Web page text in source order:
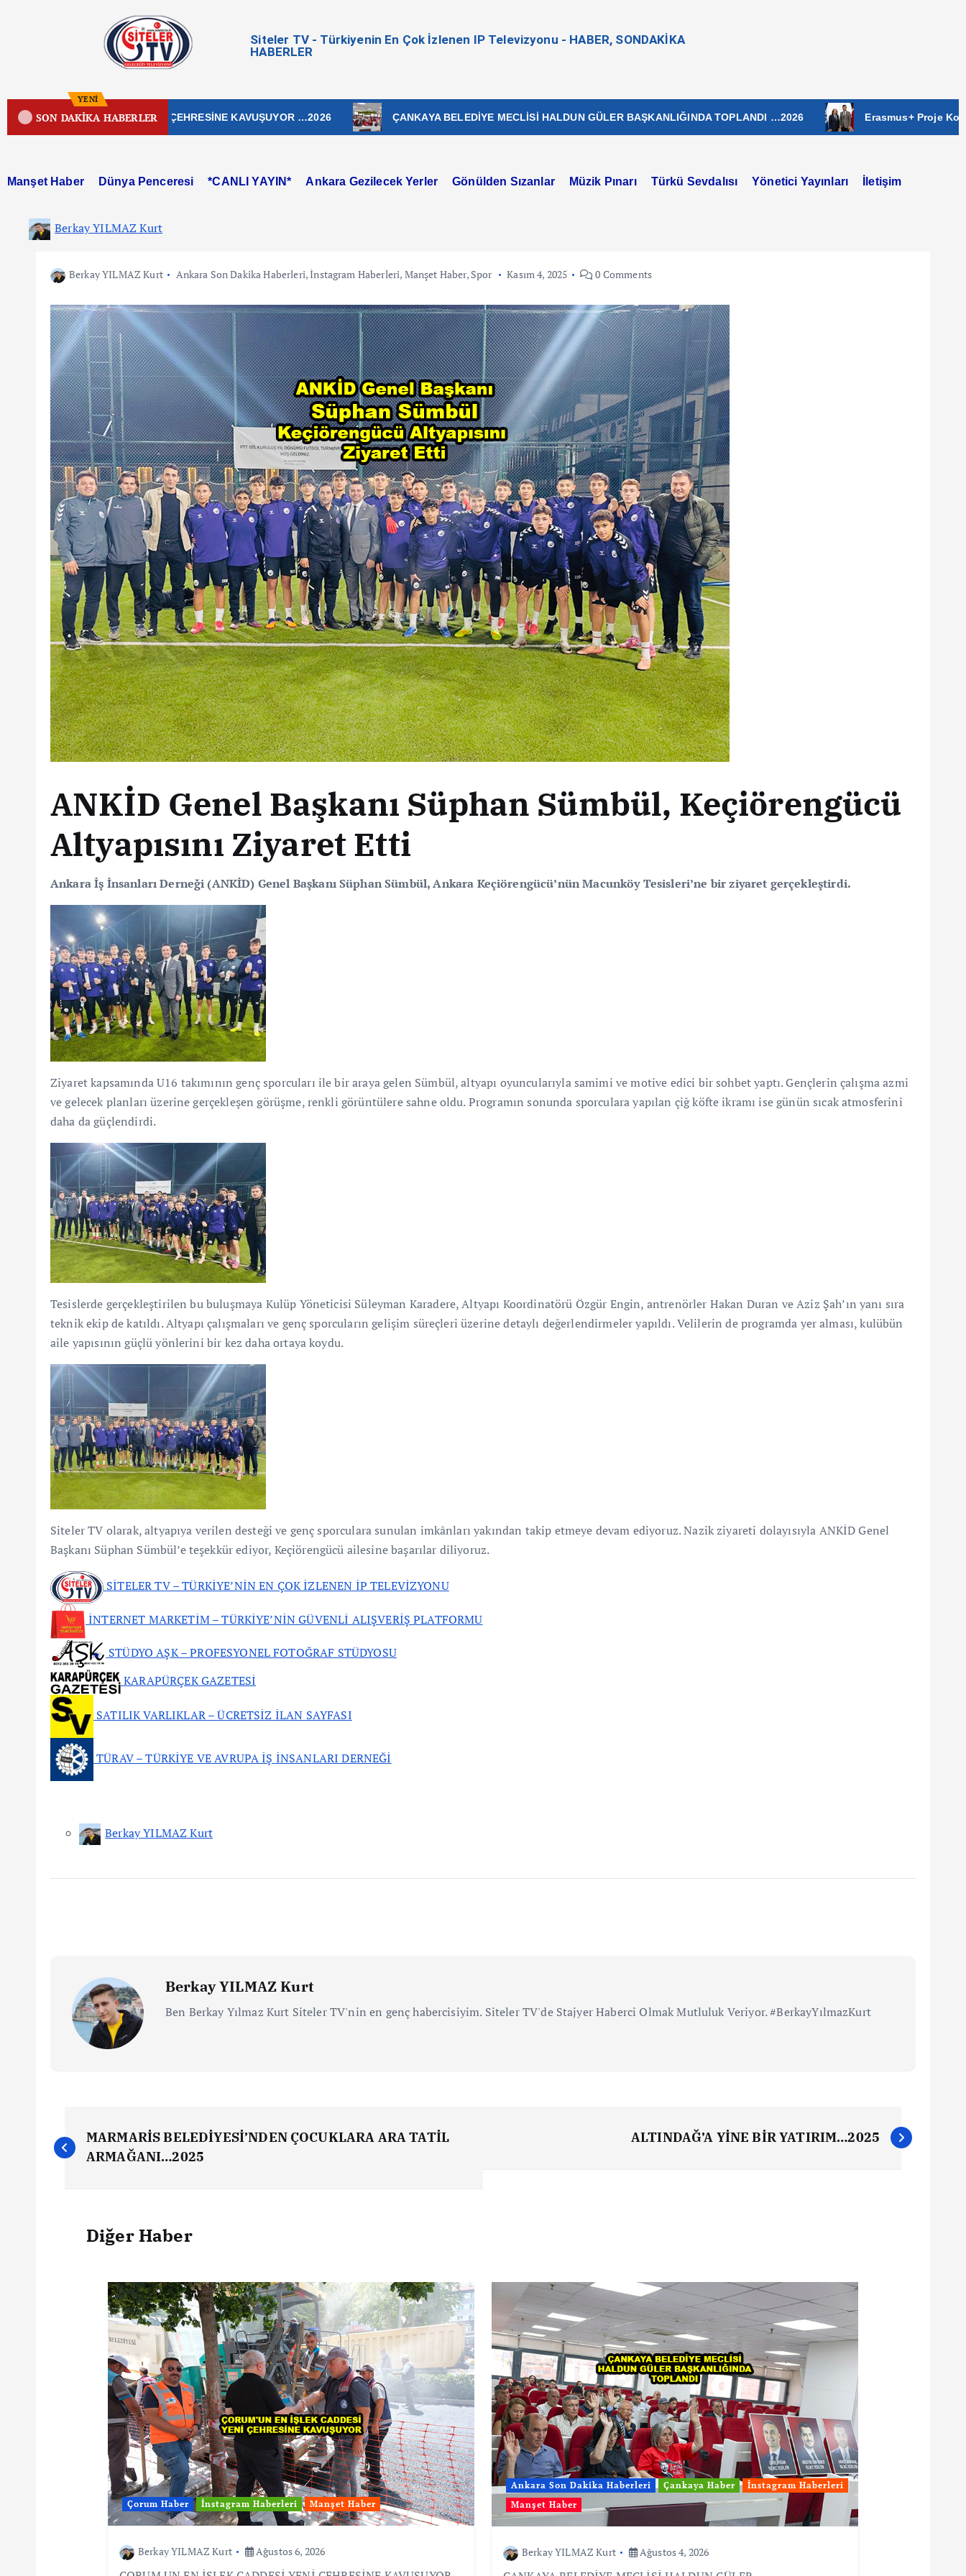
Siteler TV - Türkiyenin En Çok İzlenen IP Televizyonu - HABER, SONDAKİKA
HABERLER
YENİ
SON DAKİKA HABERLER
İŞLEK CADDESİ YENİ ÇEHRESİNE KAVUŞUYOR …2026 ÇANKAYA BELEDİYE MECLİSİ HALDUN GÜLER BAŞKANLIĞINDA TOPLANDI …2026 Erasmus+ Proje
Manşet Haber Dünya Penceresi *CANLI YAYIN* Ankara Gezilecek Yerler Gönülden Sızanlar Müzik Pınarı Türkü Sevdalısı Yönetici Yayınları İletişim
Berkay YILMAZ Kurt
Berkay YILMAZ Kurt Ankara Son Dakika Haberleri,İnstagram Haberleri, Manşet Haber, Spor Kasım 4, 2025 0 Comments
ANKİD Genel Başkanı Süphan Sümbül, Keçiörengücü
Altyapısını Ziyaret Etti
Ankara İş İnsanları Derneği (ANKİD) Genel Başkanı Süphan Sümbül, Ankara Keçiörengücü’nün Macunköy Tesisleri’ne bir ziyaret gerçekleştirdi.
Ziyaret kapsamında U16 takımının genç sporcuları ile bir araya gelen Sümbül, altyapı oyuncularıyla samimi ve motive edici bir sohbet yaptı. Gençlerin çalışma azmi
ve gelecek planları üzerine gerçekleşen görüşme, renkli görüntülere sahne oldu. Programın sonunda sporculara yapılan çiğ köfte ikramı ise günün sıcak atmosferini
daha da güçlendirdi.
Tesislerde gerçekleştirilen bu buluşmaya Kulüp Yöneticisi Süleyman Karadere, Altyapı Koordinatörü Özgür Engin, antrenörler Hakan Duran ve Aziz Şah’ın yanı sıra
teknik ekip de katıldı. Altyapı çalışmaları ve genç sporcuların gelişim süreçleri üzerine detaylı değerlendirmeler yapıldı. Velilerin de programda yer alması, kulübün
aile yapısının güçlü yönlerini bir kez daha ortaya koydu.
Siteler TV olarak, altyapıya verilen desteği ve genç sporculara sunulan imkânları yakından takip etmeye devam ediyoruz. Nazik ziyareti dolayısıyla ANKİD Genel
Başkanı Süphan Sümbül’e teşekkür ediyor, Keçiörengücü ailesine başarılar diliyoruz.
SİTELER TV – TÜRKİYE’NİN EN ÇOK İZLENEN İP TELEVİZYONU
İNTERNET MARKETİM – TÜRKİYE’NİN GÜVENLİ ALIŞVERİŞ PLATFORMU
STÜDYO AŞK – PROFESYONEL FOTOĞRAF STÜDYOSU
KARAPÜRÇEK GAZETESİ
SATILIK VARLIKLAR – ÜCRETSİZ İLAN SAYFASI
TÜRAV – TÜRKİYE VE AVRUPA İŞ İNSANLARI DERNEĞİ
Berkay YILMAZ Kurt
Berkay YILMAZ Kurt
Ben Berkay Yılmaz Kurt Siteler TV'nin en genç habercisiyim. Siteler TV'de Stajyer Haberci Olmak Mutluluk Veriyor. #BerkayYılmazKurt
MARMARİS BELEDİYESİ’NDEN ÇOCUKLARA ARA TATİL
ARMAĞANI…2025
ALTINDAĞ’A YİNE BİR YATIRIM…2025
Diğer Haber
Çorum Haber İnstagram Haberleri Manşet Haber
Berkay YILMAZ Kurt Ağustos 6, 2026
Ankara Son Dakika Haberleri Çankaya Haber
İnstagram Haberleri
Manşet Haber
Berkay YILMAZ Kurt Ağustos 4, 2026